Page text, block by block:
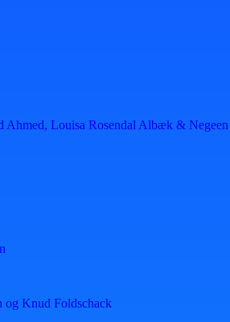
Ahmed, Louisa Rosendal Albæk & Negeen
og Knud Foldschack